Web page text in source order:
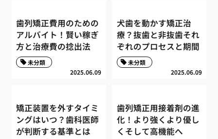
歯列矯正費用のための
アルバイト！賢い稼ぎ
方と治療費の捻出法
2025.06.09
未分類
犬歯を動かす矯正治
療？抜歯と非抜歯それ
ぞれのプロセスと期間
2025.06.09
未分類
矯正装置を外すタイミ
ングはいつ？歯科医師
が判断する基準とは
歯列矯正用接着剤の進
化！より強くより優し
くそして高機能へ